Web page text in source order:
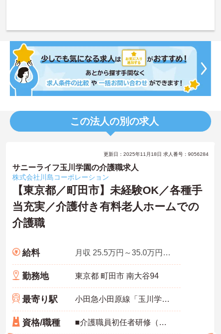
この法人の別の求人
更新日：2025年11月18日 求人番号：9056284
サニーライフ玉川学園の介護職求人
株式会社川島コーポレーション
【東京都／町田市】未経験OK／各種手
当充実／介護付き有料老人ホームでの
介護職
給料 月収 25.5万円～35.0万円程度（諸手当込）
勤務地 東京都 町田市 南大谷94
最寄り駅 小田急小田原線「玉川学園前駅」徒歩18分
資格/職種 ■介護職員初任者研修（ヘルパー2級）以上 ※未経験OK